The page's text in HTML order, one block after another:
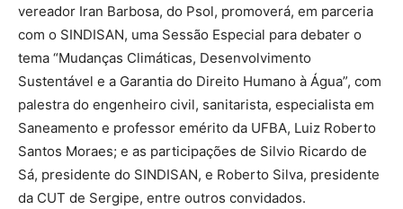
vereador Iran Barbosa, do Psol, promoverá, em parceria
com o SINDISAN, uma Sessão Especial para debater o
tema “Mudanças Climáticas, Desenvolvimento
Sustentável e a Garantia do Direito Humano à Água”, com
palestra do engenheiro civil, sanitarista, especialista em
Saneamento e professor emérito da UFBA, Luiz Roberto
Santos Moraes; e as participações de Silvio Ricardo de
Sá, presidente do SINDISAN, e Roberto Silva, presidente
da CUT de Sergipe, entre outros convidados.